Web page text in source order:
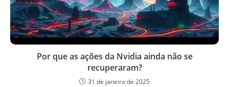
Por que as ações da Nvidia ainda não se
recuperaram?
31 de janeiro de 2025